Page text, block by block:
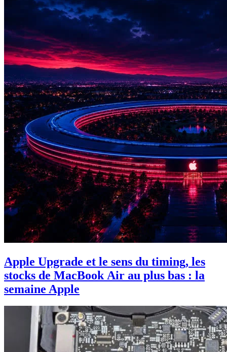
Apple Upgrade et le sens du timing, les
stocks de MacBook Air au plus bas : la
semaine Apple